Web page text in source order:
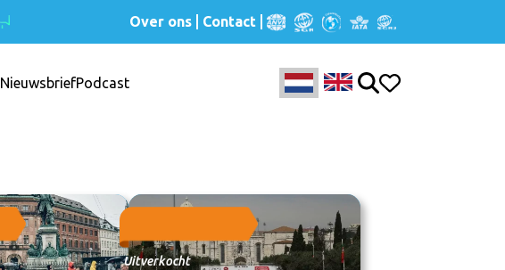
Over ons Contact
NieuwsbriefPodcast
Uitverkocht